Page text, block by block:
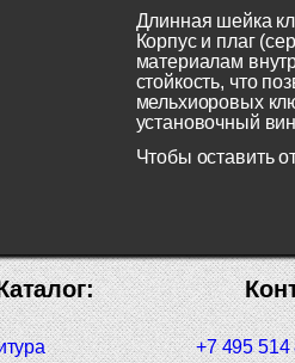
Длинная шейка
Корпус и плаг
материалам
стойкость, что
мельхиоровых
установочный
Чтобы оставить
+7 495 514